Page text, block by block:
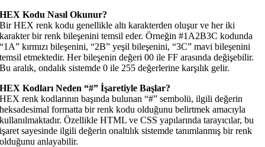
HEX Kodu Nasıl Okunur?
Bir HEX renk kodu genellikle altı karakterden oluşur ve her iki
karakter bir renk bileşenini temsil eder. Örneğin #1A2B3C kodunda
“1A” kırmızı bileşenini, “2B” yeşil bileşenini, “3C” mavi bileşenini
temsil etmektedir. Her bileşenin değeri 00 ile FF arasında değişebilir.
Bu aralık, ondalık sistemde 0 ile 255 değerlerine karşılık gelir.
HEX Kodları Neden “#” İşaretiyle Başlar?
HEX renk kodlarının başında bulunan “#” sembolü, ilgili değerin
heksadesimal formatta bir renk kodu olduğunu belirtmek amacıyla
kullanılmaktadır. Özellikle HTML ve CSS yapılarında tarayıcılar, bu
işaret sayesinde ilgili değerin onaltılık sistemde tanımlanmış bir renk
olduğunu anlayabilir.